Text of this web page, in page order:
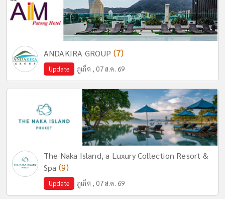
ANDAKIRA GROUP (7)
Update ภูเก็ต , 07 ส.ค. 69
The Naka Island, a Luxury Collection Resort &
Spa (9)
Update ภูเก็ต , 07 ส.ค. 69